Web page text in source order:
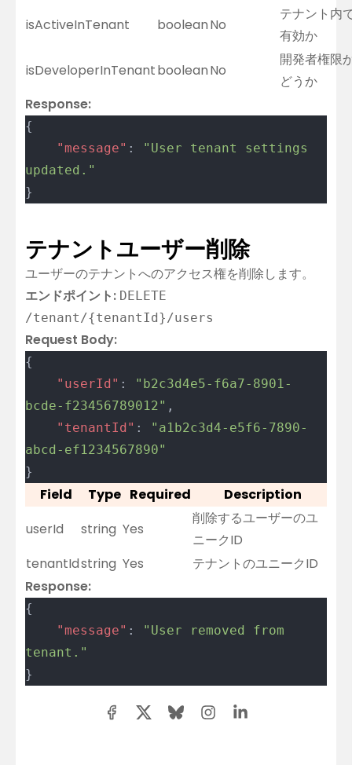
isActiveInTenant
booleanNo
テナント内
有効か
isDeveloperInTenantbooleanNo
開発者権限
どうか
Response:
{
	"message"
:
"User tenant settings
updated."
}
テナントユーザー削除
ユーザーのテナントへのアクセス権を削除します。
エンドポイント: DELETE
/tenant/{tenantId}/users
Request Body:
{
	"userId"
:
"b2c3d4e5-f6a7-8901-
bcde-f23456789012" ,
	"tenantId"
:
"a1b2c3d4-e5f6-7890-
abcd-ef1234567890"
}
Field Type Required
Description
userId
string Yes
削除するユーザーのユ
ニークID
tenantIdstring Yes
テナントのユニークID
Response:
{
	"message"
:
"User removed from
tenant."
}